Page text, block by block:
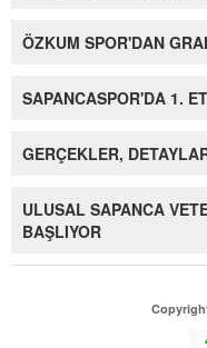
ÖZKUM SPOR'DAN
SAPANCASPOR'DA 1.
GERÇEKLER,
ULUSAL SAPANCA
BAŞLIYOR